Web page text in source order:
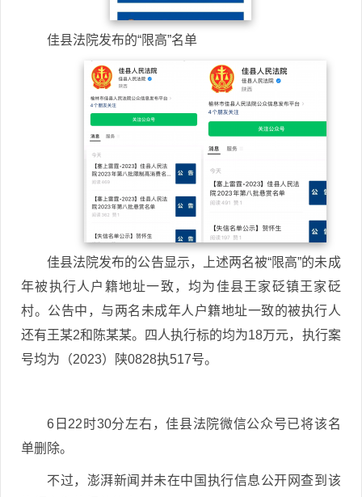
佳县法院发布的“限高”名单
佳县法院发布的公告显示，上述两名被“限高”的未成
年被执行人户籍地址一致，均为佳县王家砭镇王家砭
村。公告中，与两名未成年人户籍地址一致的被执行人
还有王某2和陈某某。四人执行标的均为18万元，执行案
号均为（2023）陕0828执517号。
6日22时30分左右，佳县法院微信公众号已将该名
单删除。
不过，澎湃新闻并未在中国执行信息公开网查到该